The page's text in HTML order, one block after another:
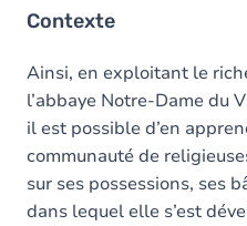
Contexte
Ainsi, en exploitant le
l’abbaye Notre-Dame du
il est possible d’en
communauté de
sur ses possessions, ses
dans lequel elle s’est